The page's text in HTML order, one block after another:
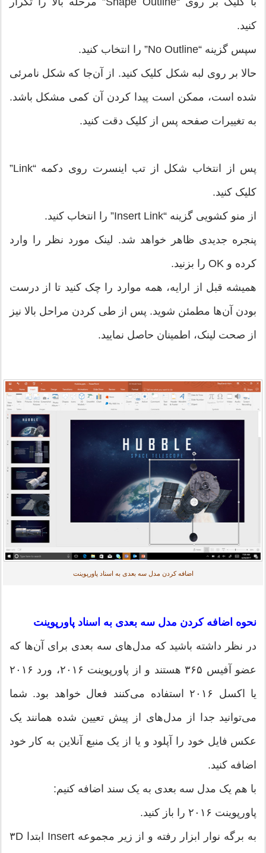
کنید.
سپس گزینه “No Outline” را انتخاب کنید.
حالا بر روی لبه شکل کلیک کنید. از آن‌جا که شکل نامرئی
شده است، ممکن است پیدا کردن آن کمی مشکل باشد.
به تغییرات صفحه پس از کلیک دقت کنید.
پس از انتخاب شکل از تب اینسرت روی دکمه “Link”
کلیک کنید.
از منو کشویی گزینه “Insert Link” را انتخاب کنید.
پنجره جدیدی ظاهر خواهد شد. لینک مورد نظر را وارد
کرده و OK را بزنید.
همیشه قبل از ارایه، همه موارد را چک کنید تا از درست
بودن آن‌ها مطمئن شوید. پس از طی کردن مراحل بالا نیز
از صحت لینک، اطمینان حاصل نمایید.
اضافه کردن مدل سه بعدی به اسناد پاورپوینت
نحوه اضافه کردن مدل سه بعدی به اسناد پاورپوینت
در نظر داشته باشید که مدل‌های سه بعدی برای آن‌ها که
عضو آفیس ۳۶۵ هستند و از پاورپوینت ۲۰۱۶، ورد ۲۰۱۶
یا اکسل ۲۰۱۶ استفاده می‌کنند فعال خواهد بود. شما
می‌توانید جدا از مدل‌های از پیش تعیین شده همانند یک
عکس فایل خود را آپلود و یا از یک منبع آنلاین به کار خود
اضافه کنید.
با هم یک مدل سه بعدی به یک سند اضافه کنیم:
پاورپوینت ۲۰۱۶ را باز کنید.
به برگه نوار ابزار رفته و از زیر مجموعه Insert ابتدا ۳D